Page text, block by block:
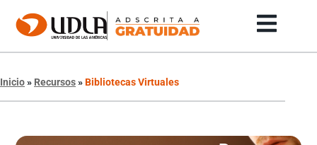
Inicio» Recursos»Bibliotecas Virtuales